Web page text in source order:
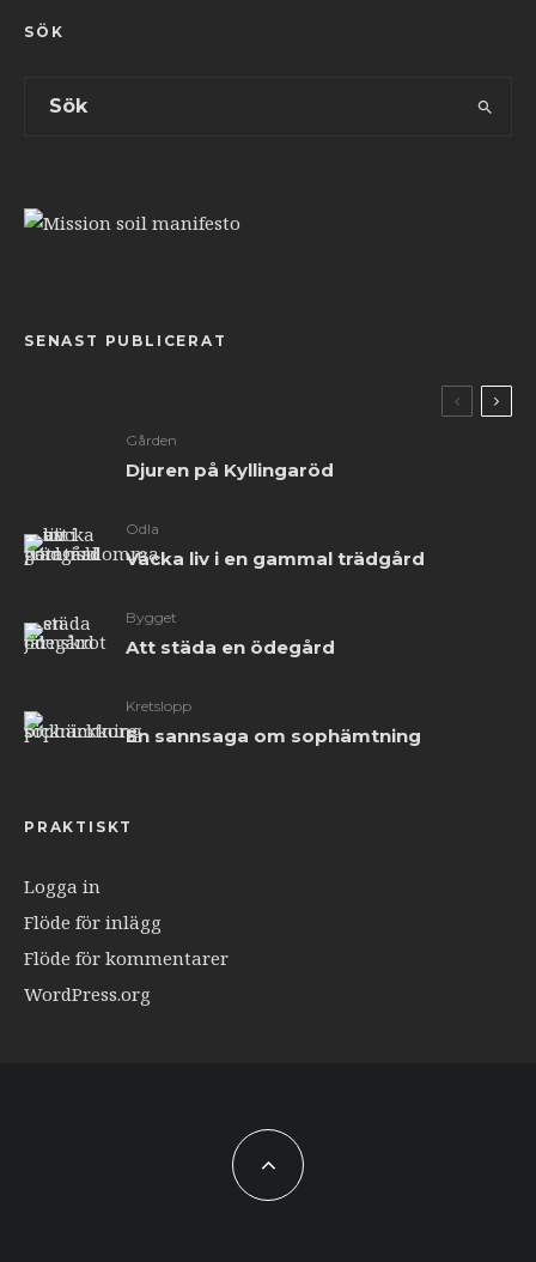
SÖK
SENAST PUBLICERAT
Gården
Djuren på Kyllingaröd
Odla
Väcka liv i en gammal trädgård
Bygget
Att städa en ödegård
Kretslopp
En sannsaga om sophämtning
PRAKTISKT
Logga in
Flöde för inlägg
Flöde för kommentarer
WordPress.org